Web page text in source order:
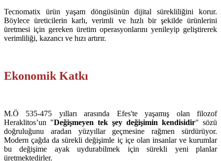
Tecnomatix ürün yaşam döngüsünün dijital sürekliliğini korur.
Böylece üreticilerin karlı, verimli ve hızlı bir şekilde ürünlerini
üretmesi için gereken üretim operasyonlarını yenileyip geliştirerek
verimliliği, kazancı ve hızı artırır.
Ekonomik Katkı
M.Ö 535-475 yılları arasında Efes'te yaşamış olan filozof
Heraklitos’un "Değişmeyen tek şey değişimin kendisidir" sözü
doğruluğunu aradan yüzyıllar geçmesine rağmen sürdürüyor.
Modern çağda da sürekli değişimle iç içe olan insanlar ve kurumlar
bu değişime ayak uydurabilmek için sürekli yeni planlar
üretmektedirler.